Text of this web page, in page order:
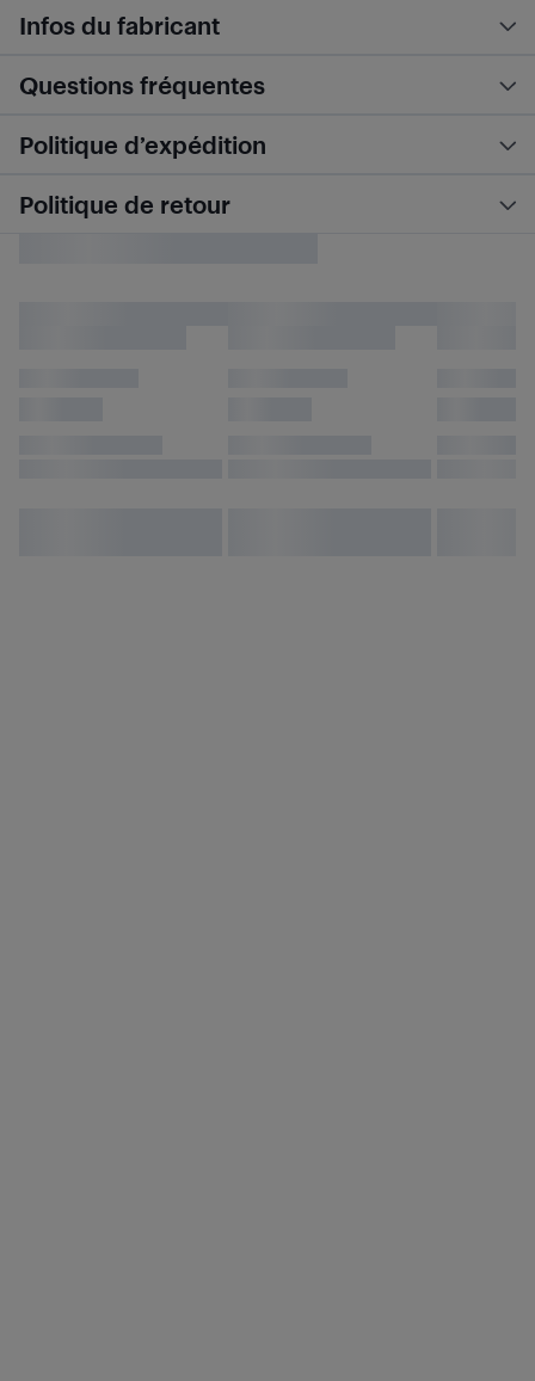
Infos du fabricant
Questions fréquentes
Politique d’expédition
Politique de retour